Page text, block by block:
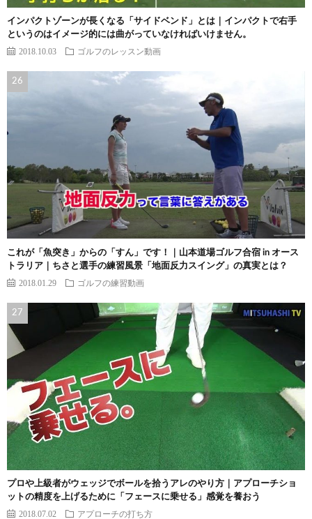
インパクトゾーンが長くなる「サイドベンド」とは｜インパクトで右手
というのはイメージ的には曲がっていなければいけません。
2018.10.03 ゴルフのレッスン動画
これが「魚突き」からの「すん」です！｜山本道場ゴルフ合宿 in オース
トラリア｜ちさと選手の練習風景「地面反力スイング」の真実とは？
2018.01.29 ゴルフの練習動画
プロや上級者がウェッジでボールを拾うアレのやり方｜アプローチショ
ットの精度を上げるために「フェースに乗せる」感覚を養おう
2018.07.02 アプローチの打ち方